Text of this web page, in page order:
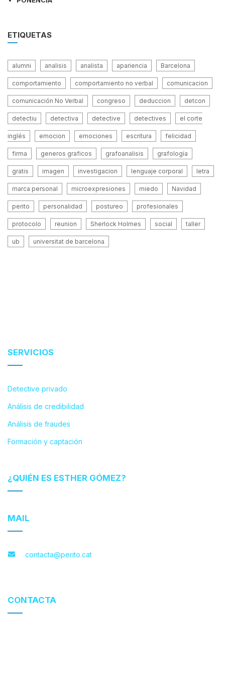
ETIQUETAS
alumni analisis analista apariencia Barcelona
comportamiento comportamiento no verbal comunicacion
comunicación No Verbal congreso deduccion detcon
detectiu detectiva detective detectives el corte
inglés emocion emociones escritura felicidad
firma generos graficos grafoanalisis grafología
gratis imagen investigacion lenguaje corporal letra
marca personal microexpresiones miedo Navidad
perito personalidad postureo profesionales
protocolo reunion Sherlock Holmes social taller
ub universitat de barcelona
SERVICIOS
Detective privado
Análisis de credibilidad
Análisis de fraudes
Formación y captación
¿QUIÉN ES ESTHER GÓMEZ?
MAIL
contacta@perito.cat
CONTACTA